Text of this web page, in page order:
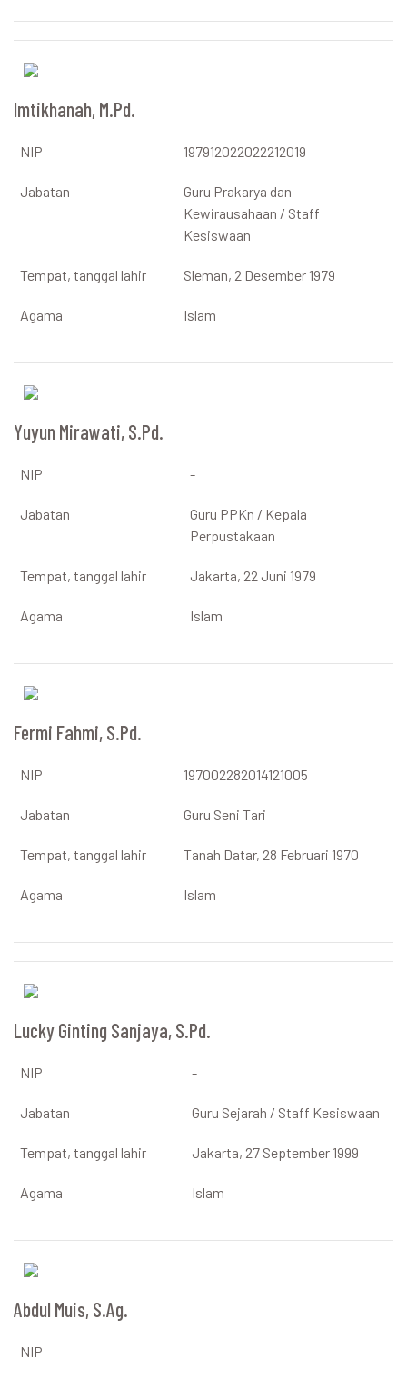
Imtikhanah, M.Pd.
NIP 197912022022212019
Jabatan
Guru Prakarya dan
Kewirausahaan / Staff
Kesiswaan
Tempat, tanggal lahir Sleman, 2 Desember 1979
Agama Islam
Yuyun Mirawati, S.Pd.
NIP -
Jabatan
Guru PPKn / Kepala
Perpustakaan
Tempat, tanggal lahir Jakarta, 22 Juni 1979
Agama Islam
Fermi Fahmi, S.Pd.
NIP 197002282014121005
Jabatan Guru Seni Tari
Tempat, tanggal lahir Tanah Datar, 28 Februari 1970
Agama Islam
Lucky Ginting Sanjaya, S.Pd.
NIP -
Jabatan Guru Sejarah / Staff Kesiswaan
Tempat, tanggal lahir Jakarta, 27 September 1999
Agama Islam
Abdul Muis, S.Ag.
NIP -